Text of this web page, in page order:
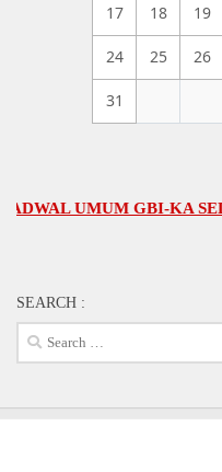
17 18 19
24 25 26
31
UMUM GBI-KA
SEARCH :
Search
for: